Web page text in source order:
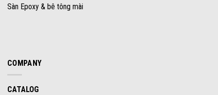
Sàn Epoxy & bê tông mài
COMPANY
CATALOG